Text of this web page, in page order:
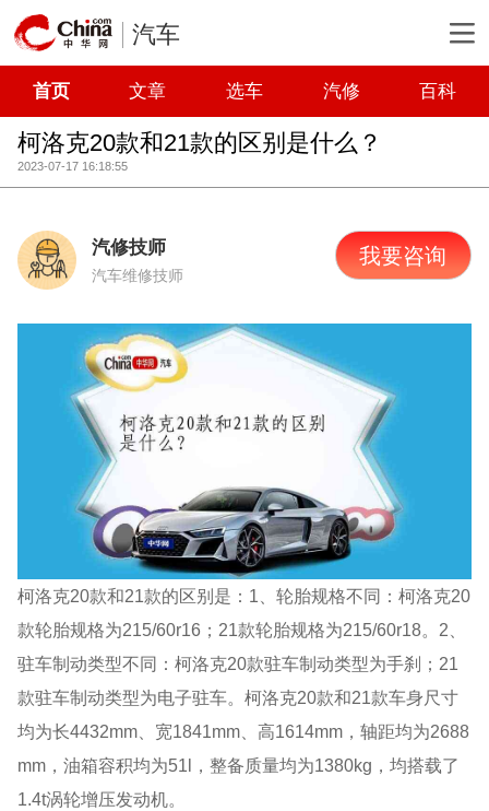
汽车
首页 文章 选车 汽修 百科
柯洛克20款和21款的区别是什么？
2023-07-17 16:18:55
汽修技师
汽车维修技师
我要咨询
柯洛克20款和21款的区别是：1、轮胎规格不同：柯洛克20
款轮胎规格为215/60r16；21款轮胎规格为215/60r18。2、
驻车制动类型不同：柯洛克20款驻车制动类型为手刹；21
款驻车制动类型为电子驻车。柯洛克20款和21款车身尺寸
均为长4432mm、宽1841mm、高1614mm，轴距均为2688
mm，油箱容积均为51l，整备质量均为1380kg，均搭载了
1.4t涡轮增压发动机。